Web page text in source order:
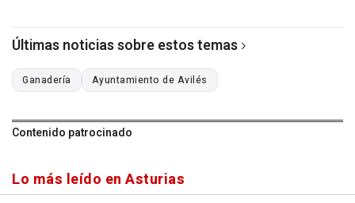
Últimas noticias sobre estos temas
Ganadería Ayuntamiento de Avilés
Contenido patrocinado
Lo más leído en Asturias